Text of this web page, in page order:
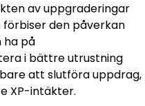
av uppgraderingar
den påverkan
ha på
i bättre utrustning
att slutföra uppdrag,
XP-intäkter.